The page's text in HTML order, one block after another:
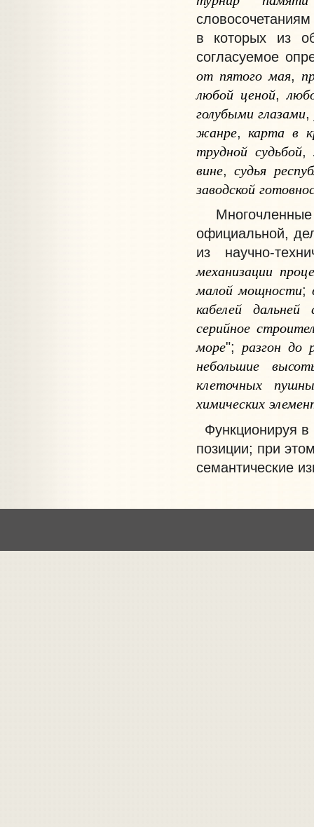
в которых из
согласуемое
от пятого мая,
любой ценой,
голубыми глазами
жанре, карта в
трудной судьбой,
вине,судья
заводской
Многочленные
официальной,
из научно-
механизации
малой мощности;
кабелей дальней
серийное
море"; разгон до
небольшие
клеточных
химических
Функционируя
позиции; при
семантические